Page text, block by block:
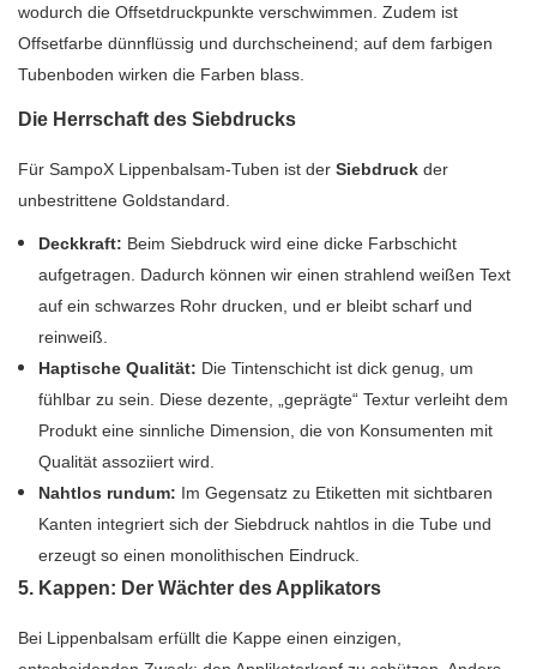
wodurch die Offsetdruckpunkte verschwimmen. Zudem ist
Offsetfarbe dünnflüssig und durchscheinend; auf dem farbigen
Tubenboden wirken die Farben blass.
Die Herrschaft des Siebdrucks
Für SampoX Lippenbalsam-Tuben ist der Siebdruck der
unbestrittene Goldstandard.
Deckkraft: Beim Siebdruck wird eine dicke Farbschicht
aufgetragen. Dadurch können wir einen strahlend weißen Text
auf ein schwarzes Rohr drucken, und er bleibt scharf und
reinweiß.
Haptische Qualität: Die Tintenschicht ist dick genug, um
fühlbar zu sein. Diese dezente, „geprägte“ Textur verleiht dem
Produkt eine sinnliche Dimension, die von Konsumenten mit
Qualität assoziiert wird.
Nahtlos rundum: Im Gegensatz zu Etiketten mit sichtbaren
Kanten integriert sich der Siebdruck nahtlos in die Tube und
erzeugt so einen monolithischen Eindruck.
5. Kappen: Der Wächter des Applikators
Bei Lippenbalsam erfüllt die Kappe einen einzigen,